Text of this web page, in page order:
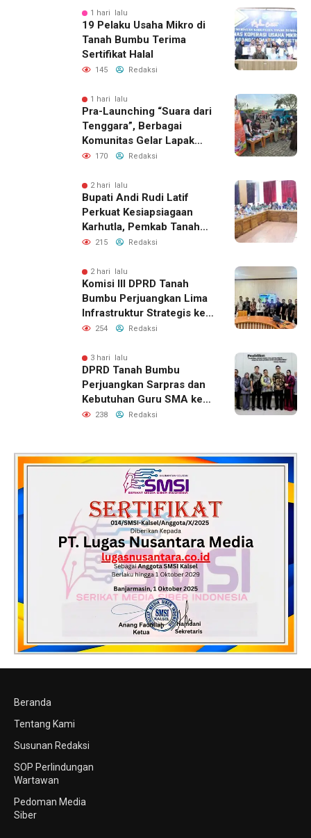
1 hari lalu
19 Pelaku Usaha Mikro di
Tanah Bumbu Terima
Sertifikat Halal
145 Redaksi
1 hari lalu
Pra-Launching “Suara dari
Tenggara”, Berbagai
Komunitas Gelar Lapak
Baca di Bandara Bersujud
170 Redaksi
2 hari lalu
Bupati Andi Rudi Latif
Perkuat Kesiapsiagaan
Karhutla, Pemkab Tanah
Bumbu Aktifkan Posko
215 Redaksi
2 hari lalu
Komisi III DPRD Tanah
Bumbu Perjuangkan Lima
Infrastruktur Strategis ke
BPJN XI Banjarmasin
254 Redaksi
3 hari lalu
DPRD Tanah Bumbu
Perjuangkan Sarpras dan
Kebutuhan Guru SMA ke
Pemprov Kalsel
238 Redaksi
Beranda
Tentang Kami
Susunan Redaksi
SOP Perlindungan
Wartawan
Pedoman Media
Siber